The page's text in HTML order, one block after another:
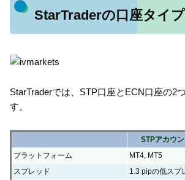
StarTraderの口座タイプ
StarTraderでは、STP口座とECN口座の2
す。
STPアカウン
プラットフォーム
MT4, MT5
スプレッド
1.3 pipの低スプ